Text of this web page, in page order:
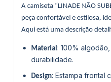
A camiseta “LINADE NÃO
peça confortável e estilosa,
Aqui está uma descrição
Material : 100%
durabilidade.
Design: Estampa frontal